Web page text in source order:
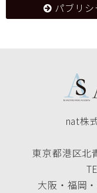
パブリ
nat株
東京都港区北
大阪・福岡